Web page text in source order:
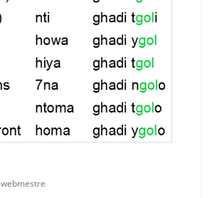
webmestre